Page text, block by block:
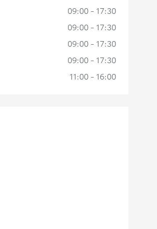
09:00 - 17:30
09:00 - 17:30
09:00 - 17:30
09:00 - 17:30
11:00 - 16:00